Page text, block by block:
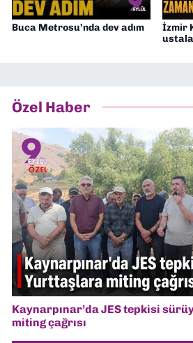
Buca Metrosu’nda dev adım
İzmir
Özel Haber
Kaynarpınar’da JES tepkisi
miting çağrısı